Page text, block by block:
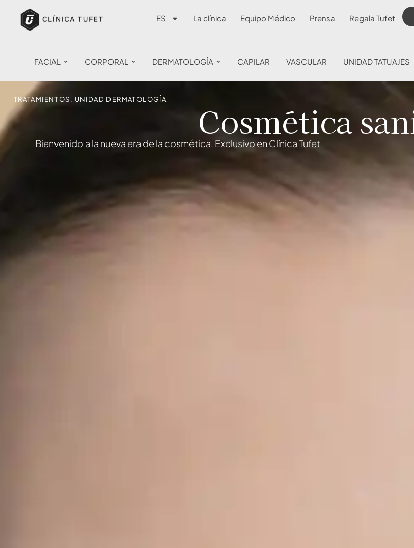
ES La clínica Equipo Médico Prensa Regala Tufet
FACIAL CORPORAL DERMATOLOGÍA CAPILAR VASCULAR UNIDAD TATUAJES
TRATAMIENTOS, UNIDAD DERMATOLOGÍA Cosmética
Bienvenido a la nueva era de la cosmética. Exclusivo en Clínica Tufet